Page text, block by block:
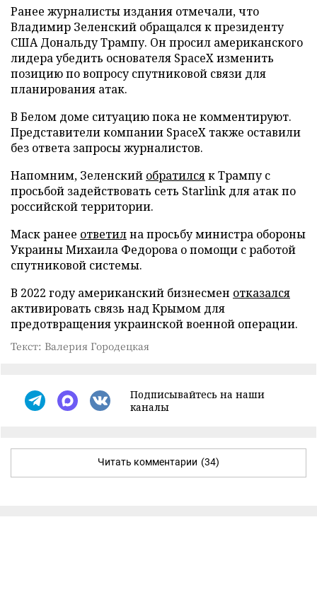
Ранее журналисты издания отмечали, что
Владимир Зеленский обращался к президенту
США Дональду Трампу. Он просил американского
лидера убедить основателя SpaceX изменить
позицию по вопросу спутниковой связи для
планирования атак.
В Белом доме ситуацию пока не комментируют.
Представители компании SpaceX также оставили
без ответа запросы журналистов.
Напомним, Зеленский обратилсяк Трампу с
просьбой задействовать сеть Starlink для атак по
российской территории.
Маск ранее ответилна просьбу министра обороны
Украины Михаила Федорова о помощи с работой
спутниковой системы.
В 2022 году американский бизнесмен отказался
активировать связь над Крымом для
предотвращения украинской военной операции.
Текст: Валерия Городецкая
Подписывайтесь на наши
каналы
Читать комментарии (34)